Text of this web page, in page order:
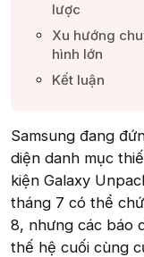
lược​
Xu hướng
hình lớn​
Kết luận​
Samsung đang
diện danh mục
kiện Galaxy
tháng 7 có thể
8, nhưng các báo
thế hệ cuối cùng